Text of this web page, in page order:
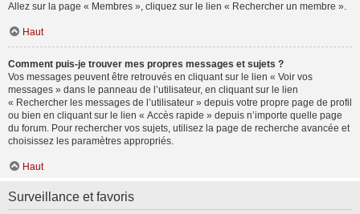
Allez sur la page « Membres », cliquez sur le lien « Rechercher un membre ».
Haut
Comment puis-je trouver mes propres messages et sujets ?
Vos messages peuvent être retrouvés en cliquant sur le lien « Voir vos
messages » dans le panneau de l’utilisateur, en cliquant sur le lien
« Rechercher les messages de l’utilisateur » depuis votre propre page de profil
ou bien en cliquant sur le lien « Accès rapide » depuis n’importe quelle page
du forum. Pour rechercher vos sujets, utilisez la page de recherche avancée et
choisissez les paramètres appropriés.
Haut
Surveillance et favoris